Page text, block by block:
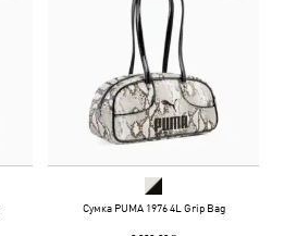
Сумка PUMA 1976 4L Grip Bag